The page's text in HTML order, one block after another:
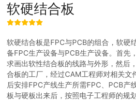
软硬结合板
软硬结合板是FPC与PCB的组合，软硬
备FPC生产设备与PCB生产设备。首先
求画出软性结合板的线路与外形，然后
合板的工厂，经过CAM工程师对相关文
后安排FPC产线生产所需FPC、PCB产
板与硬板出来后，按照电子工程师的规